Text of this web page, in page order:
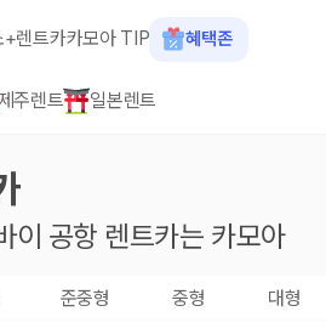
+렌트카카모아 TIP 혜택존
주렌트 일본렌트
이 공항 렌트카는 카모아
준중형 중형 대형